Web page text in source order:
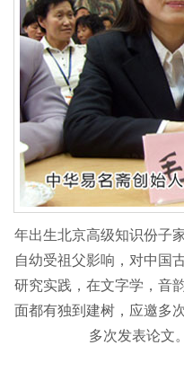
年出生北京高级知识份子
自幼受祖父影响，对中国
研究实践，在文字学，音
面都有独到建树，应邀多
多次发表论文